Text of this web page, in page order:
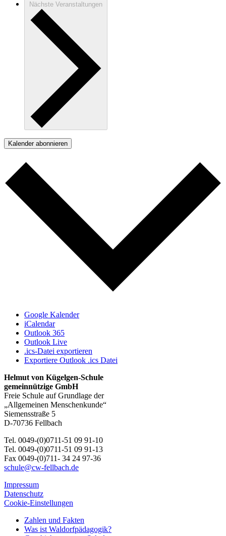
Nächste Veranstaltungen
Kalender abonnieren
Google Kalender
iCalendar
Outlook 365
Outlook Live
.ics-Datei exportieren
Exportiere Outlook .ics Datei
Helmut von Kügelgen-Schule
gemeinnützige GmbH
Freie Schule auf Grundlage der
„Allgemeinen Menschenkunde“
Siemensstraße 5
D-70736 Fellbach
Tel. 0049-(0)0711-51 09 91-10
Tel. 0049-(0)0711-51 09 91-13
Fax 0049-(0)711- 34 24 97-36
schule@cw-fellbach.de
Impressum
Datenschutz
Cookie-Einstellungen
Zahlen und Fakten
Was ist Waldorfpädagogik?